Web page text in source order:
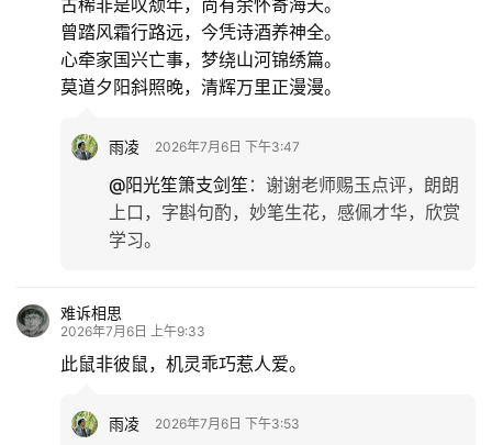
登录
曾踏风霜行路远，今凭诗酒养神全。
心牵家国兴亡事，梦绕山河锦绣篇。
莫道夕阳斜照晚，清辉万里正漫漫。
雨凌 2026年7月6日 下午3:47
@阳光笙箫支剑笙 ： 谢谢老师赐玉点评，朗朗
上口，字斟句酌，妙笔生花，感佩才华，欣赏
学习。
难诉相思
2026年7月6日 上午9:33
此鼠非彼鼠，机灵乖巧惹人爱。
雨凌 2026年7月6日 下午3:53